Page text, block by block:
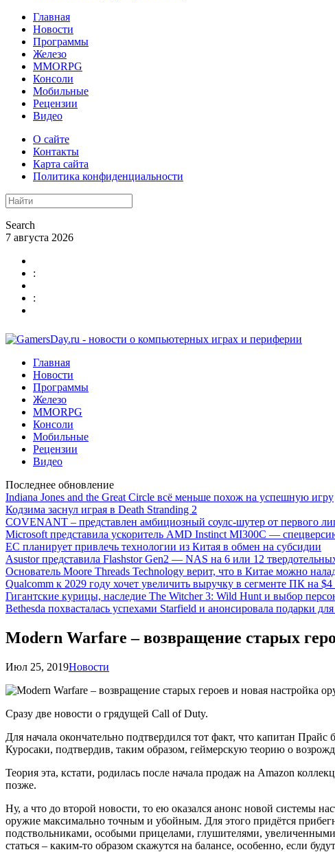
Главная
Новости
Программы
Железо
MMORPG
Консоли
Мобильные
Рецензии
Видео
О сайте
Контакты
Карта сайта
Политика конфиденциальности
Search
7 августа 2026
:
:
Главная
Новости
Программы
Железо
MMORPG
Консоли
Мобильные
Рецензии
Видео
Последнее обновление
Indiana Jones and the Great Circle всё меньше похож на успешную игру
Кодзима заснул играя в Death Stranding 2
COVENANT – представлен амбициозный соулс-шутер от первого
Microsoft представила ускоритель AMD Instinct MI300C —
ЕС планирует привлечь технологии из Китая в обмен на субсидии
Asustor представила Flashstor Gen2 — NAS на 6 или 12
Основатель Moore Threads Technology верит, что в Китае можно
Qualcomm к 2029 году хочет увеличить выручку в сегменте ПК на
Гигантские курицы, наследие The Witcher 3: Wild Hunt и выбор
Bethesda похвасталась успехами Starfield и анонсировала подарки
Modern Warfare – возвращение старых
Июл 25, 2019Новости
Сразу две новости о грядущей Call of Duty.
Для начала окончательно подтвердился тот факт, что капитан
Куросаки, подтвердив, таким образом, геймерскую теорию о
Теория эта, кстати, родилась после начала продаж на Amazon
позже.
Ну, а что до второй новости, то ею оказался анонс новой системы
оружие максимально точным и убойным. Для этого придётся
подствольниками, особыми прицелами, глушителями,
статься – каким-то образом скажутся на балансе, особенно, если